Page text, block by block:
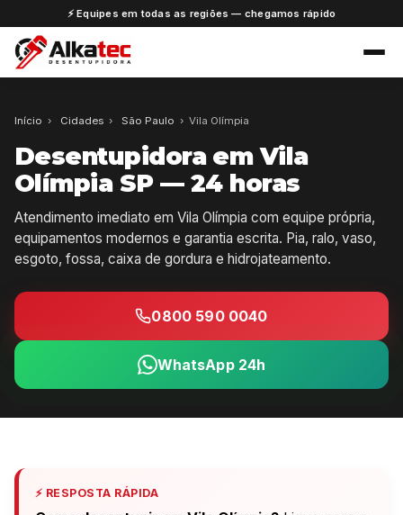
⚡ Equipes em todas as regiões — chegamos rápido
Início › Cidades › São Paulo › Vila Olímpia
Desentupidora em Vila
Olímpia SP — 24 horas
Atendimento imediato em Vila Olímpia com equipe própria,
equipamentos modernos e garantia escrita. Pia, ralo, vaso,
esgoto, fossa, caixa de gordura e hidrojateamento.
0800 590 0040
WhatsApp 24h
⚡ RESPOSTA RÁPIDA